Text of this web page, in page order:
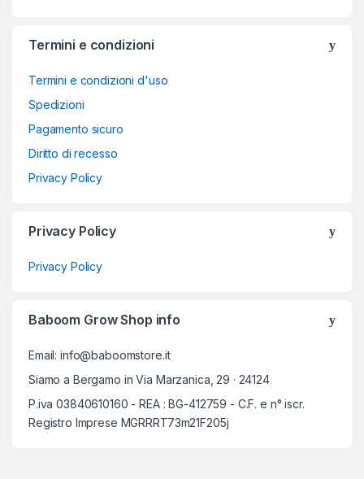
Termini e condizioni
Termini e condizioni d'uso
Spedizioni
Pagamento sicuro
Diritto di recesso
Privacy Policy
Privacy Policy
Privacy Policy
Baboom Grow Shop info
Email: info@baboomstore.it
Siamo a Bergamo in Via Marzanica, 29 · 24124
P.iva 03840610160 - REA : BG-412759 - C.F. e n° iscr.
Registro Imprese MGRRRT73m21F205j